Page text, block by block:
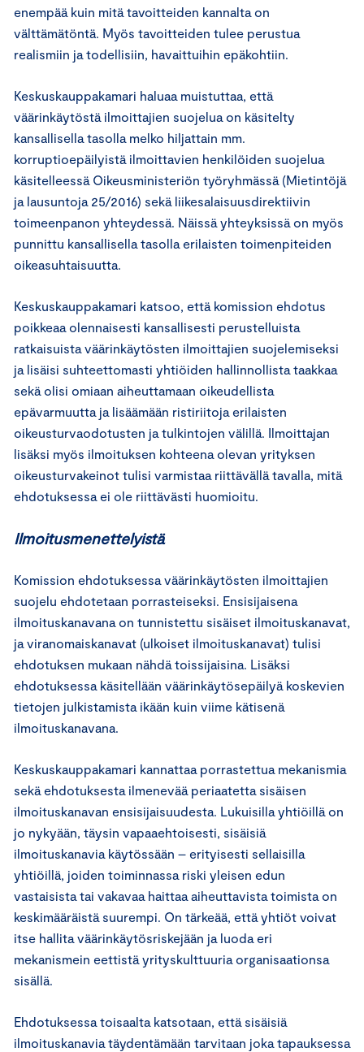
enempää kuin mitä tavoitteiden kannalta on
välttämätöntä. Myös tavoitteiden tulee perustua
realismiin ja todellisiin, havaittuihin epäkohtiin.
Keskuskauppakamari haluaa muistuttaa, että
väärinkäytöstä ilmoittajien suojelua on käsitelty
kansallisella tasolla melko hiljattain mm.
korruptioepäilyistä ilmoittavien henkilöiden suojelua
käsitelleessä Oikeusministeriön työryhmässä (Mietintöjä
ja lausuntoja 25/2016) sekä liikesalaisuusdirektiivin
toimeenpanon yhteydessä. Näissä yhteyksissä on myös
punnittu kansallisella tasolla erilaisten toimenpiteiden
oikeasuhtaisuutta.
Keskuskauppakamari katsoo, että komission ehdotus
poikkeaa olennaisesti kansallisesti perustelluista
ratkaisuista väärinkäytösten ilmoittajien suojelemiseksi
ja lisäisi suhteettomasti yhtiöiden hallinnollista taakkaa
sekä olisi omiaan aiheuttamaan oikeudellista
epävarmuutta ja lisäämään ristiriitoja erilaisten
oikeusturvaodotusten ja tulkintojen välillä. Ilmoittajan
lisäksi myös ilmoituksen kohteena olevan yrityksen
oikeusturvakeinot tulisi varmistaa riittävällä tavalla, mitä
ehdotuksessa ei ole riittävästi huomioitu.
Ilmoitusmenettelyistä
Komission ehdotuksessa väärinkäytösten ilmoittajien
suojelu ehdotetaan porrasteiseksi. Ensisijaisena
ilmoituskanavana on tunnistettu sisäiset ilmoituskanavat,
ja viranomaiskanavat (ulkoiset ilmoituskanavat) tulisi
ehdotuksen mukaan nähdä toissijaisina. Lisäksi
ehdotuksessa käsitellään väärinkäytösepäilyä koskevien
tietojen julkistamista ikään kuin viime kätisenä
ilmoituskanavana.
Keskuskauppakamari kannattaa porrastettua mekanismia
sekä ehdotuksesta ilmenevää periaatetta sisäisen
ilmoituskanavan ensisijaisuudesta. Lukuisilla yhtiöillä on
jo nykyään, täysin vapaaehtoisesti, sisäisiä
ilmoituskanavia käytössään – erityisesti sellaisilla
yhtiöillä, joiden toiminnassa riski yleisen edun
vastaisista tai vakavaa haittaa aiheuttavista toimista on
keskimääräistä suurempi. On tärkeää, että yhtiöt voivat
itse hallita väärinkäytösriskejään ja luoda eri
mekanismein eettistä yrityskulttuuria organisaationsa
sisällä.
Ehdotuksessa toisaalta katsotaan, että sisäisiä
ilmoituskanavia täydentämään tarvitaan joka tapauksessa